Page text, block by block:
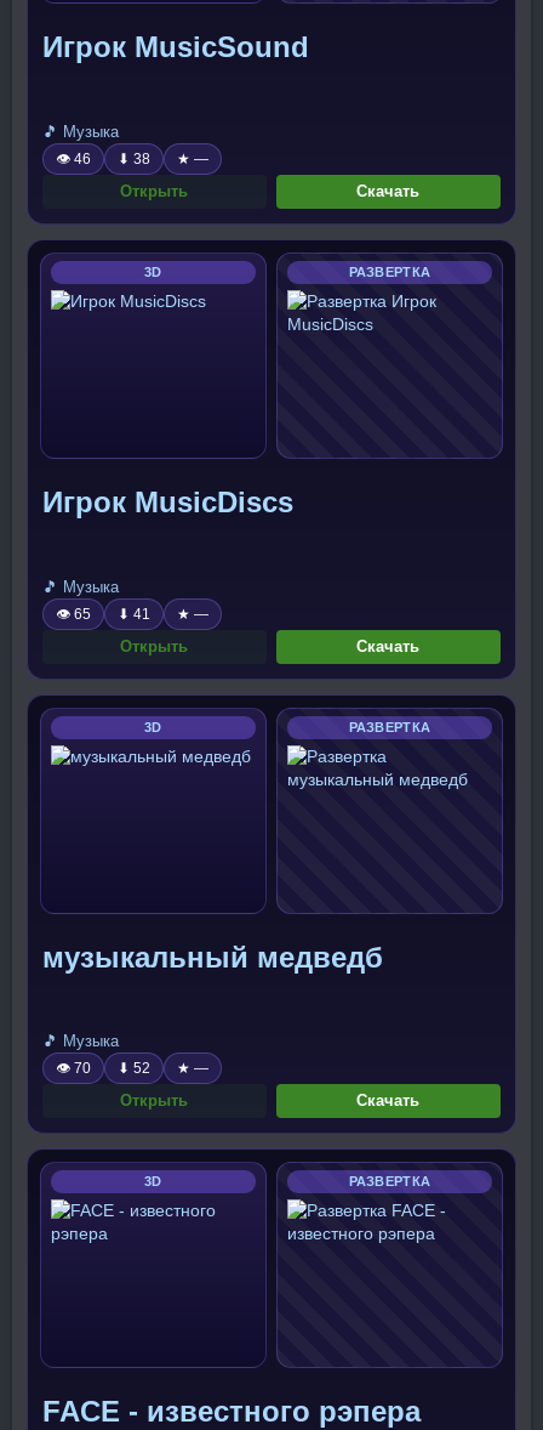
Игрок MusicSound
🎵 Музыка
👁 46 ⬇ 38 ★ —
Открыть Скачать
3D РАЗВЕРТКА
Игрок MusicDiscs
🎵 Музыка
👁 65 ⬇ 41 ★ —
Открыть Скачать
3D РАЗВЕРТКА
музыкальный медведб
🎵 Музыка
👁 70 ⬇ 52 ★ —
Открыть Скачать
3D РАЗВЕРТКА
FACE - известного рэпера